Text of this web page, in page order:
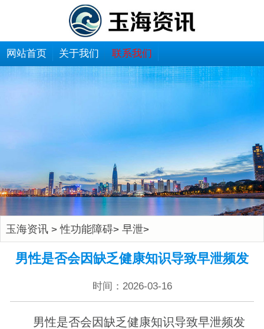
网站首页 关于我们 联系我们
玉海资讯>性功能障碍> 早泄>
男性是否会因缺乏健康知识导致早泄频发
时间：2026-03-16
男性是否会因缺乏健康知识导致早泄频发